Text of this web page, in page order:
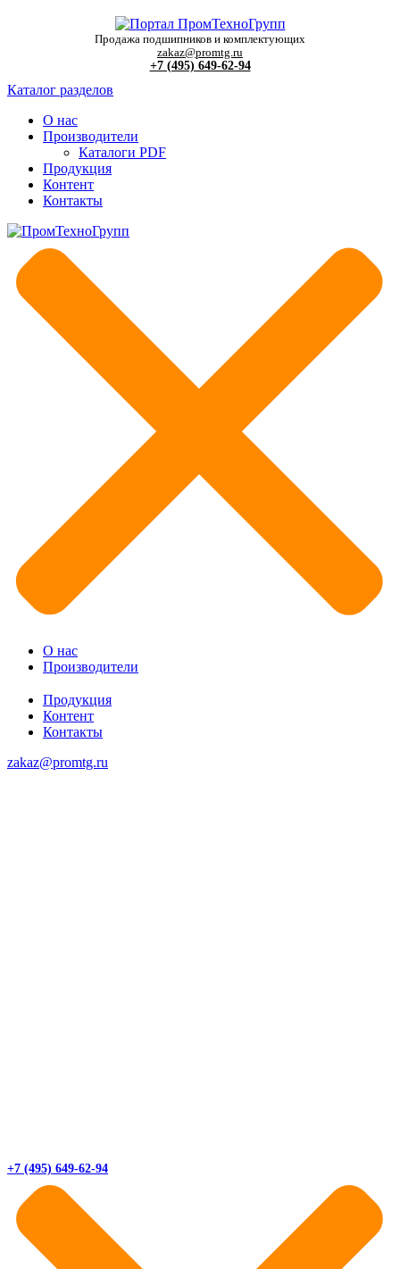
Продажа подшипников и комплектующих
zakaz@promtg.ru
+7 (495) 649-62-94
Каталог разделов
О нас
Производители
Каталоги PDF
Продукция
Контент
Контакты
О нас
Производители
Продукция
Контент
Контакты
zakaz@promtg.ru
+7 (495) 649-62-94